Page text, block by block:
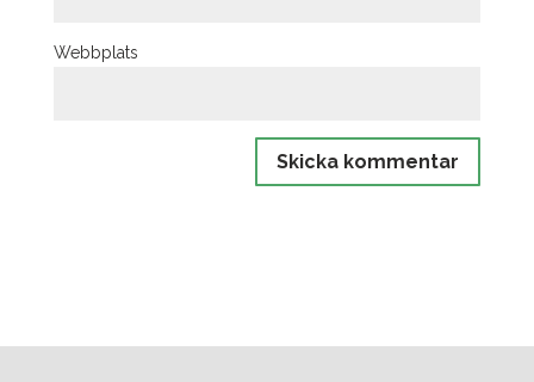
Webbplats